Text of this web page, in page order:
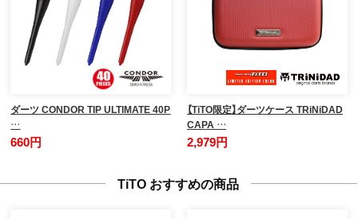
ダーツ CONDOR TIP ULTIMATE 40P
…
660円
【TiTO限定】ダーツケース TRiNiDAD
CAPA …
2,979円
TiTO おすすめの商品